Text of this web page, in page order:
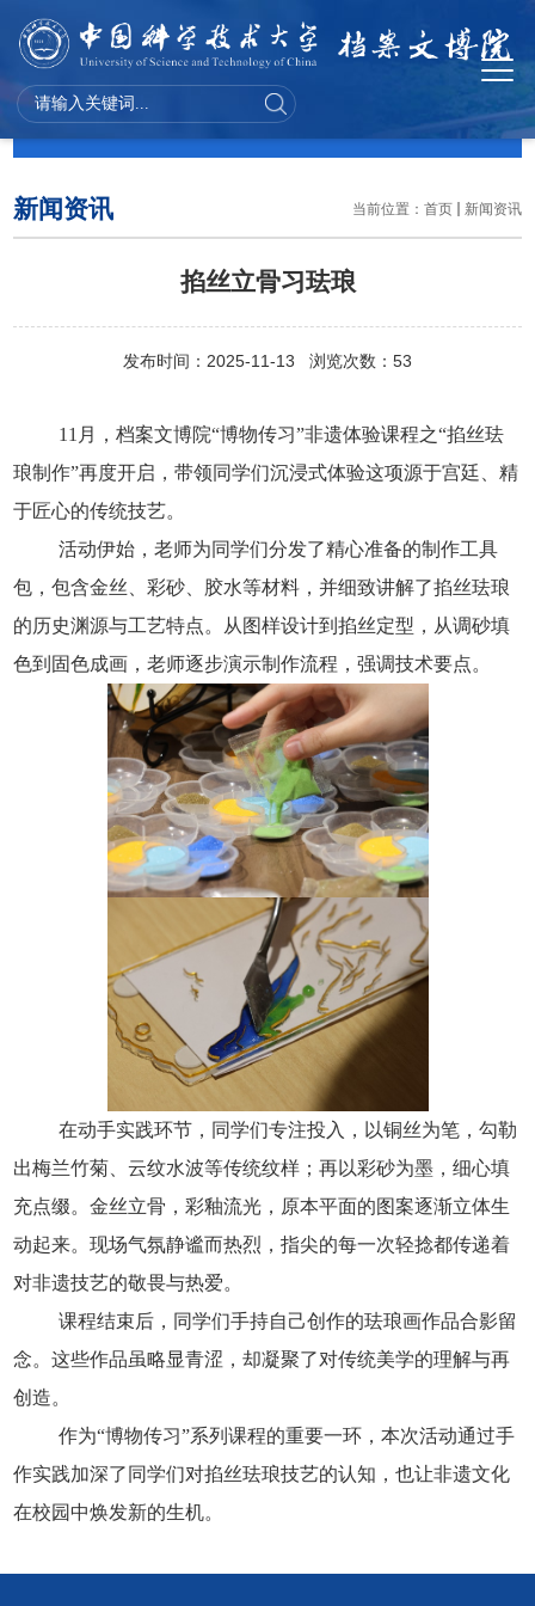
新闻资讯
新闻资讯 当前位置： 首页 新闻资讯
掐丝立骨习珐琅
发布时间：2025-11-13 浏览次数： 53
11 月，档案文博院“博物传习”非遗体验课程之“掐丝珐
琅制作”再度开启，带领同学们沉浸式体验这项源于宫廷、精
于匠心的传统技艺。
活动伊始，老师为同学们分发了精心准备的制作工具
包，包含金丝、彩砂、胶水等材料，并细致讲解了掐丝珐琅
的历史渊源与工艺特点。从图样设计到掐丝定型，从调砂填
色到固色成画，老师逐步演示制作流程，强调技术要点。
在动手实践环节，同学们专注投入，以铜丝为笔，勾勒
出梅兰竹菊、云纹水波等传统纹样；再以彩砂为墨，细心填
充点缀。金丝立骨，彩釉流光，原本平面的图案逐渐立体生
动起来。现场气氛静谧而热烈，指尖的每一次轻捻都传递着
对非遗技艺的敬畏与热爱。
课程结束后，同学们手持自己创作的珐琅画作品合影留
念。这些作品虽略显青涩，却凝聚了对传统美学的理解与再
创造。
作为“博物传习”系列课程的重要一环，本次活动通过手
作实践加深了同学们对掐丝珐琅技艺的认知，也让非遗文化
在校园中焕发新的生机。